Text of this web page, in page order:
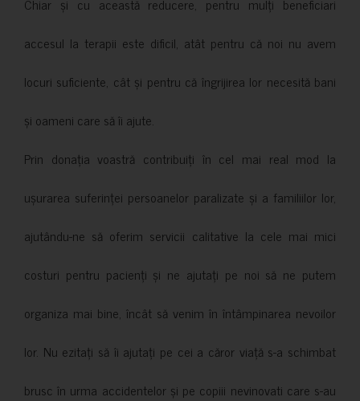
accesul la terapii este dificil, atât pentru că noi nu avem
locuri suficiente, cât și pentru că îngrijirea lor necesită bani
și oameni care să îi ajute.
Prin donația voastră contribuiți în cel mai real mod la
ușurarea suferinței persoanelor paralizate și a familiilor lor,
ajutându-ne să oferim servicii calitative la cele mai mici
costuri pentru pacienți și ne ajutați pe noi să ne putem
organiza mai bine, încât să venim în întâmpinarea nevoilor
lor. Nu ezitați să îi ajutați pe cei a căror viață s-a schimbat
brusc în urma accidentelor și pe copiii nevinovati care s-au